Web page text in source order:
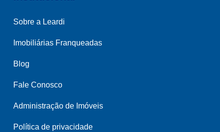
Sobre a Leardi
Imobiliárias Franqueadas
Blog
Fale Conosco
Administração de Imóveis
Política de privacidade